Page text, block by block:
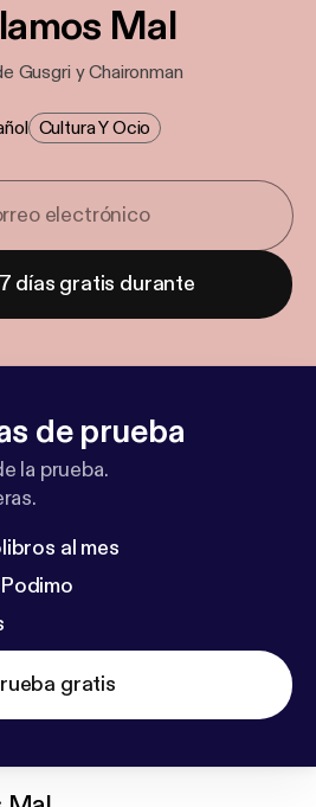
Mal
Gusgri y Chaironman
Cultura Y Ocio
días gratis durante
de prueba
la prueba.
al mes
gratis